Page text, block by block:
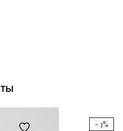
- 3%